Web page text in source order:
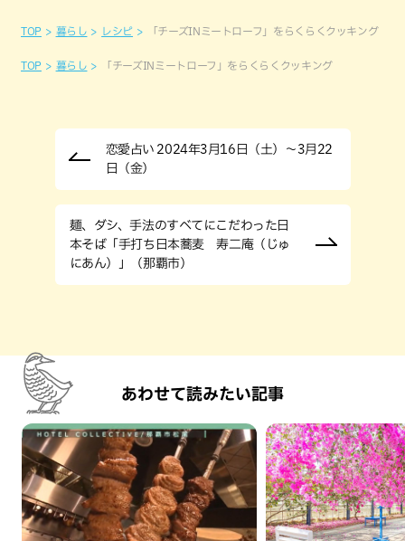
TOP 暮らし レシピ 「チーズINミートローフ」をらくらくクッキング
TOP 暮らし 「チーズINミートローフ」をらくらくクッキング
恋愛占い 2024年3月16日（土）～3月22
日（金）
麺、ダシ、手法のすべてにこだわった日
本そば「手打ち日本蕎麦 寿二庵（じゅ
にあん）」（那覇市）
あわせて読みたい記事